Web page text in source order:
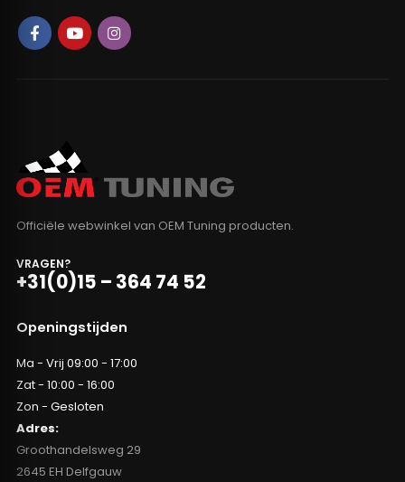
Officiële webwinkel van OEM Tuning producten.
VRAGEN?
+31(0)15 – 364 74 52
Openingstijden
Ma - Vrij 09:00 - 17:00
Zat - 10:00 - 16:00
Zon - Gesloten
Adres:
Groothandelsweg 29
2645 EH Delfgauw